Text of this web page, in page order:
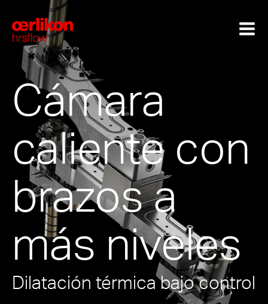
Cámara
caliente con
brazos a
más niveles
Dilatación térmica bajo control